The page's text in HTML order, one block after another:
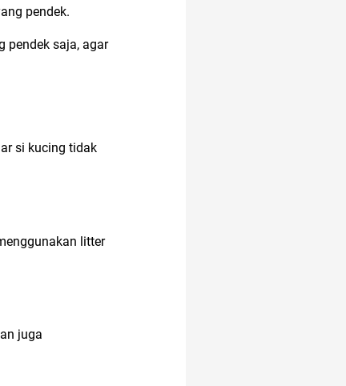
pendek.
pendek saja, agar
si kucing tidak
litter
juga